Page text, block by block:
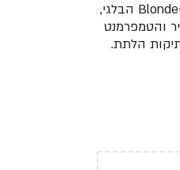
אלכסנדר בלונד היא בירה ממשפחת ה-ALE והיא פרשנות שלנו על סגנון ה-Blonde הבלגי,
והטמפרמנט